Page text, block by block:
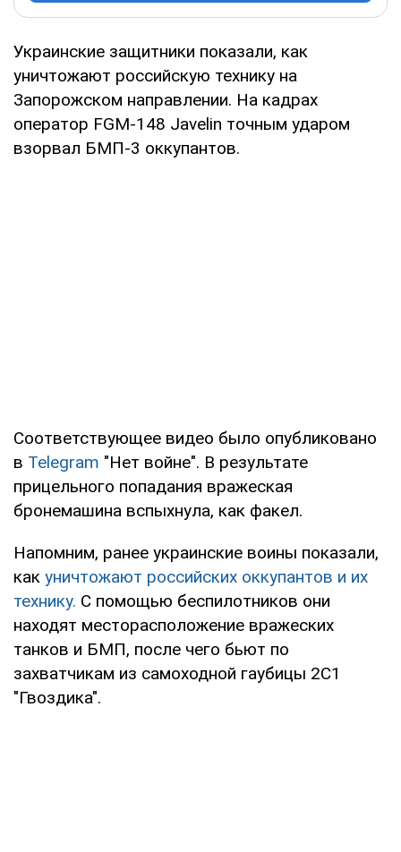
Украинские защитники показали, как
уничтожают российскую технику на
Запорожском направлении. На кадрах
оператор FGM-148 Javelin точным ударом
взорвал БМП-3 оккупантов.
Соответствующее видео было опубликовано
в Telegram "Нет войне". В результате
прицельного попадания вражеская
бронемашина вспыхнула, как факел.
Напомним, ранее украинские воины показали,
как уничтожают российских оккупантов и их
технику. С помощью беспилотников они
находят месторасположение вражеских
танков и БМП, после чего бьют по
захватчикам из самоходной гаубицы 2С1
"Гвоздика".